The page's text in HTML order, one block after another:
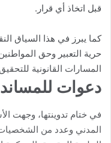
قبل اتخاذ أي قرار.
كما يبرز في هذا السياق
حرية التعبير وحق
المسارات القانونية
دعوات
في ختام تدوينتها، وجهت
المدني وعدد من الشخصيات